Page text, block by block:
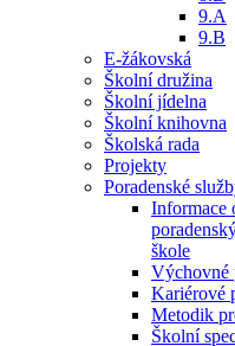
9.A
9.B
E-žákovská
Školní družina
Školní jídelna
Školní knihovna
Školská rada
Projekty
Poradenské
Informace
škole
Výchovné
Kariérové
Metodik
Školní